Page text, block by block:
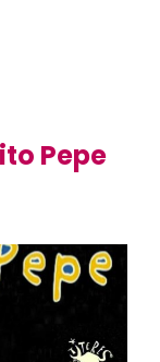
Pepe